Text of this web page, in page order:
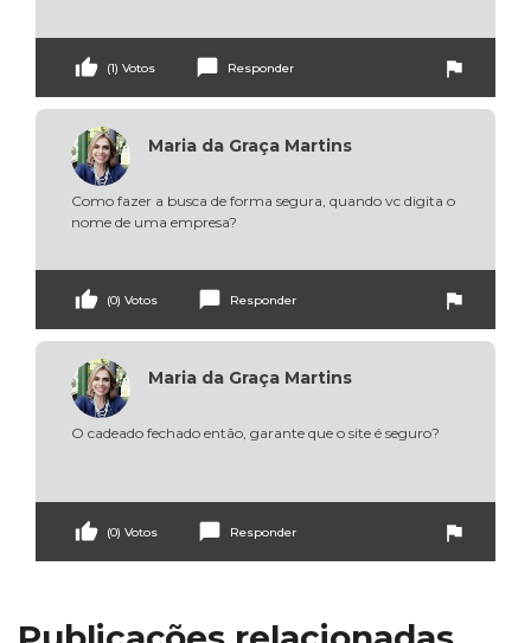
thumb_up (1) Votos chat_bubble Responder flag
Maria da Graça Martins
Como fazer a busca de forma segura, quando vc digita o
nome de uma empresa?
thumb_up (0) Votos chat_bubble Responder flag
Maria da Graça Martins
O cadeado fechado então, garante que o site é seguro?
thumb_up (0) Votos chat_bubble Responder flag